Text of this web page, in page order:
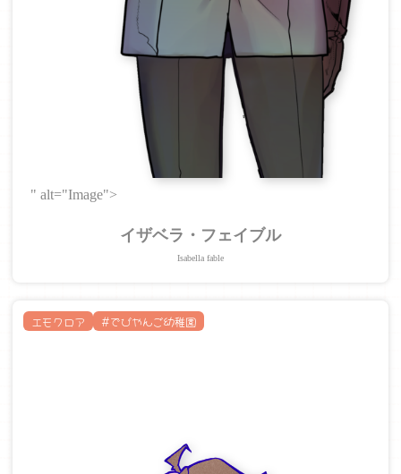
" alt="Image">
イザベラ・フェイブル
Isabella fable
エモクロア #でびやんご幼稚園